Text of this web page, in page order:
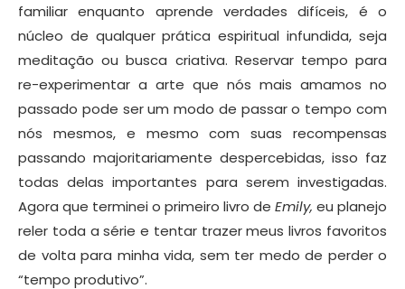
familiar enquanto aprende verdades difíceis, é o
núcleo de qualquer prática espiritual infundida, seja
meditação ou busca criativa. Reservar tempo para
re-experimentar a arte que nós mais amamos no
passado pode ser um modo de passar o tempo com
nós mesmos, e mesmo com suas recompensas
passando majoritariamente despercebidas, isso faz
todas delas importantes para serem investigadas.
Agora que terminei o primeiro livro de Emily, eu planejo
reler toda a série e tentar trazer meus livros favoritos
de volta para minha vida, sem ter medo de perder o
“tempo produtivo”.